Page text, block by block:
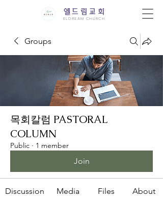
엘드림교회
ELDREAM CHURCH
Groups
목회칼럼 PASTORAL
COLUMN
Public · 1 member
Join
Discussion Media Files About